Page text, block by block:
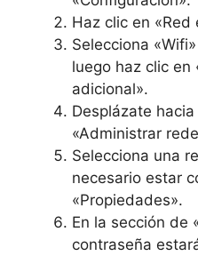
Haz clic en «Red
Selecciona
luego haz clic en
adicional».
Desplázate
«Administrar
Selecciona una
necesario estar
«Propiedades».
En la sección de
contraseña